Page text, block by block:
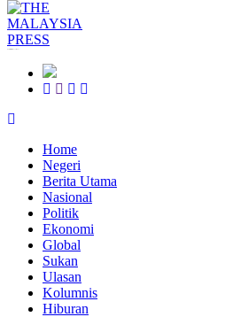
Home
Negeri
Berita Utama
Nasional
Politik
Ekonomi
Global
Sukan
Ulasan
Kolumnis
Hiburan